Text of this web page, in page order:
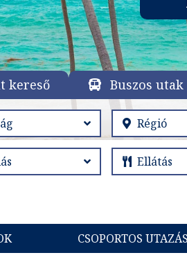
kereső Buszos
CSOPORTOS